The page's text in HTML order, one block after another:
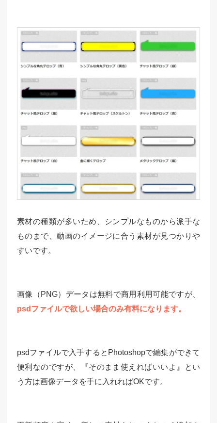
素材の種類が多いため、シンプルなものから派手な
ものまで、動画のイメージに合う素材が見つかりや
すいです。
画像（PNG）データは無料で商用利用可能ですが、
psdファイルで欲しい場合のみ有料になります。
psdファイルで入手するとPhotoshopで編集ができて
便利なのですが、『そのまま使えればいいよ』とい
う方は画像データを手に入れればOKです。